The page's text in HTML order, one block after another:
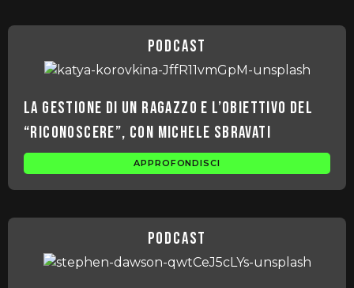
podcast
La gestione di un ragazzo e l’obiettivo del
“riconoscere”, con Michele Sbravati
APPROFONDISCI
podcast